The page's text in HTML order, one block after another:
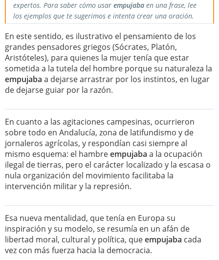
expertos. Para saber cómo usar empujaba en una frase, lee
los ejemplos que te sugerimos e intenta crear una oración.
En este sentido, es ilustrativo el pensamiento de los
grandes pensadores griegos (Sócrates, Platón,
Aristóteles), para quienes la mujer tenía que estar
sometida a la tutela del hombre porque su naturaleza la
empujaba a dejarse arrastrar por los instintos, en lugar
de dejarse guiar por la razón.
En cuanto a las agitaciones campesinas, ocurrieron
sobre todo en Andalucía, zona de latifundismo y de
jornaleros agrícolas, y respondían casi siempre al
mismo esquema: el hambreempujaba a la ocupación
ilegal de tierras, pero el carácter localizado y la escasa o
nula organización del movimiento facilitaba la
intervención militar y la represión.
Esa nueva mentalidad, que tenía en Europa su
inspiración y su modelo, se resumía en un afán de
libertad moral, cultural y política, queempujaba cada
vez con más fuerza hacia la democracia.